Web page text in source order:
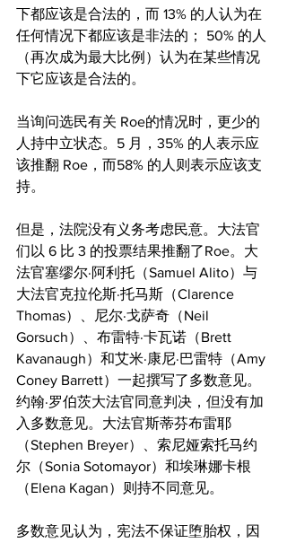
下都应该是合法的，而 13% 的人认为在
任何情况下都应该是非法的； 50% 的人
（再次成为最大比例）认为在某些情况
下它应该是合法的。
当询问选民有关 Roe的情况时，更少的
人持中立状态。5 月，35% 的人表示应
该推翻 Roe，而58% 的人则表示应该支
持。
但是，法院没有义务考虑民意。大法官
们以 6 比 3 的投票结果推翻了Roe。大
法官塞缪尔·阿利托（Samuel Alito）与
大法官克拉伦斯·托马斯（Clarence
Thomas）、尼尔·戈萨奇（Neil
Gorsuch）、布雷特·卡瓦诺（Brett
Kavanaugh）和艾米·康尼·巴雷特（Amy
Coney Barrett）一起撰写了多数意见。
约翰·罗伯茨大法官同意判决，但没有加
入多数意见。大法官斯蒂芬布雷耶
（Stephen Breyer）、索尼娅索托马约
尔（Sonia Sotomayor）和埃琳娜卡根
（Elena Kagan）则持不同意见。
多数意见认为，宪法不保证堕胎权，因